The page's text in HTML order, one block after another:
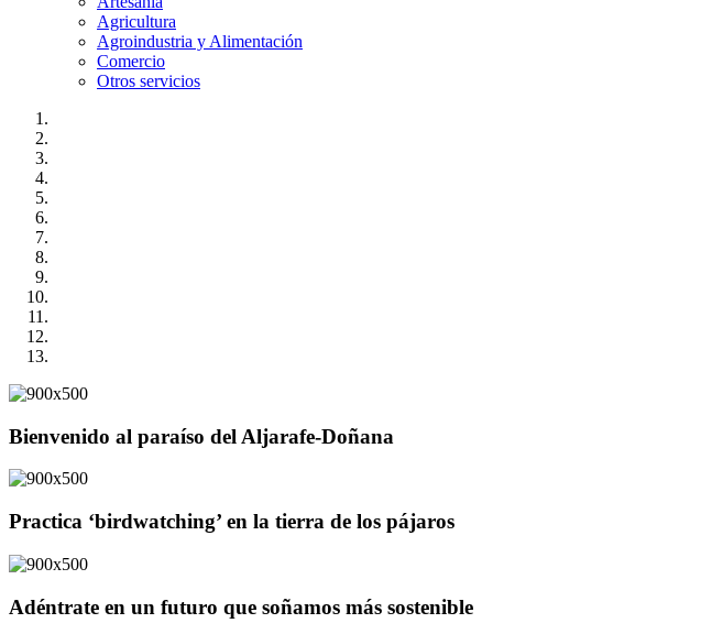
Agricultura
Agroindustria y Alimentación
Comercio
Otros servicios
Bienvenido al paraíso del Aljarafe-Doñana
Practica ‘birdwatching’ en la tierra de los pájaros
Adéntrate en un futuro que soñamos más sostenible